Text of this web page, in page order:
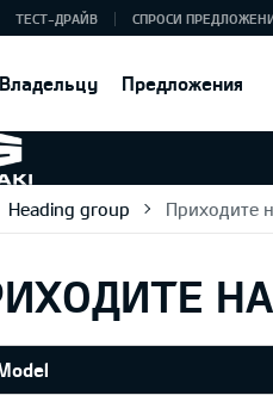
Владельцу Предложения
ТЕСТ-ДРАЙВ СПРОСИ
OÜ
Heading group Приходите